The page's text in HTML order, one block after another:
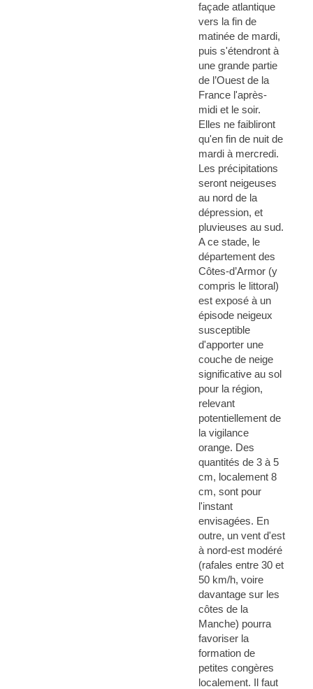
façade atlantique
vers la fin de
matinée de mardi,
puis s'étendront à
une grande partie
de l’Ouest de la
France l'après-
midi et le soir.
Elles ne faibliront
qu'en fin de nuit de
mardi à mercredi.
Les précipitations
seront neigeuses
au nord de la
dépression, et
pluvieuses au sud.
A ce stade, le
département des
Côtes-d’Armor (y
compris le littoral)
est exposé à un
épisode neigeux
susceptible
d'apporter une
couche de neige
significative au sol
pour la région,
relevant
potentiellement de
la vigilance
orange. Des
quantités de 3 à 5
cm, localement 8
cm, sont pour
l'instant
envisagées. En
outre, un vent d'est
à nord-est modéré
(rafales entre 30 et
50 km/h, voire
davantage sur les
côtes de la
Manche) pourra
favoriser la
formation de
petites congères
localement. Il faut